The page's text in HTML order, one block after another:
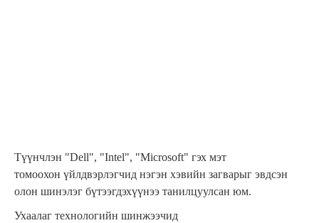
Түүнчлэн "Dell", "Intel", "Microsoft" гэх мэт
томоохон үйлдвэрлэгчид нэгэн хэвийн загварыг эвдсэн
олон шинэлэг бүтээгдэхүүнээ танилцуулсан юм.
Ухаалаг технологийн шинжээчид